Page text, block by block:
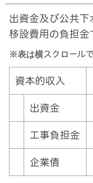
出資金及び公共
移設費用の負担金
※表は横スクロールで
資本的収入
出資金
工事負担金
企業債